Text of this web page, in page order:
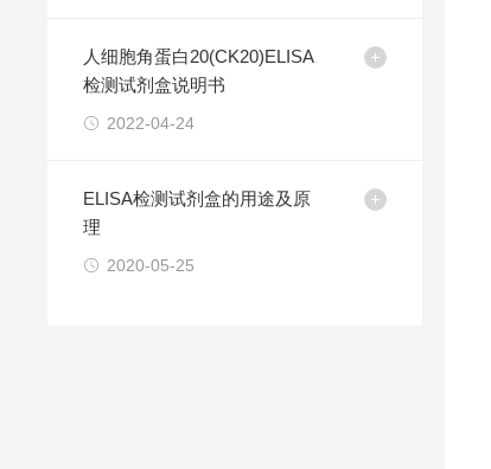
人细胞角蛋白20(CK20)ELISA
检测试剂盒说明书
2022-04-24
ELISA检测试剂盒的用途及原
理
2020-05-25